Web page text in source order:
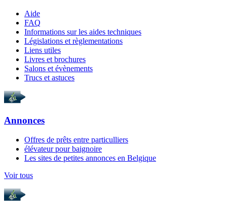
Aide
FAQ
Informations sur les aides techniques
Législations et règlementations
Liens utiles
Livres et brochures
Salons et évènements
Trucs et astuces
Annonces
Offres de prêts entre particulliers
élévateur pour baignoire
Les sites de petites annonces en Belgique
Voir tous